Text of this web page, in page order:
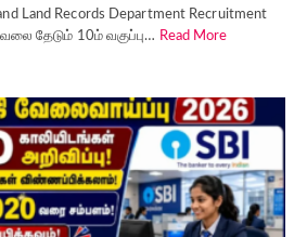
Land Records Department Recruitment
தேடும் 10ம் வகுப்பு… Read More